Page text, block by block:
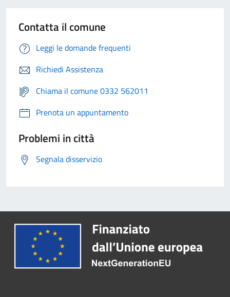
Contatta il comune
Leggi le domande frequenti
Richiedi Assistenza
Chiama il comune 0332 562011
Prenota un appuntamento
Problemi in città
Segnala disservizio